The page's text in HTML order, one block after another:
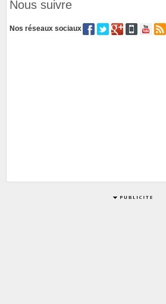
Nous suivre
Nos réseaux sociaux